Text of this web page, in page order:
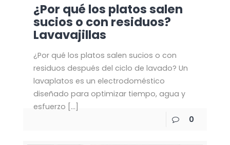
¿Por qué los platos salen
sucios o con residuos?
Lavavajillas
¿Por qué los platos salen sucios o con
residuos después del ciclo de lavado? Un
lavaplatos es un electrodoméstico
diseñado para optimizar tiempo, agua y
esfuerzo […]
0